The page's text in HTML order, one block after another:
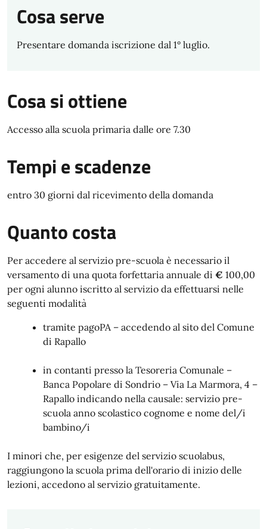
Cosa serve
Presentare domanda iscrizione dal 1° luglio.
Cosa si ottiene
Accesso alla scuola primaria dalle ore 7.30
Tempi e scadenze
entro 30 giorni dal ricevimento della domanda
Quanto costa
Per accedere al servizio pre-scuola è necessario il
versamento di una quota forfettaria annuale di € 100,00
per ogni alunno iscritto al servizio da effettuarsi nelle
seguenti modalità
tramite pagoPA – accedendo al sito del Comune
di Rapallo
in contanti presso la Tesoreria Comunale –
Banca Popolare di Sondrio – Via La Marmora, 4 –
Rapallo indicando nella causale: servizio pre-
scuola anno scolastico cognome e nome del/i
bambino/i
I minori che, per esigenze del servizio scuolabus,
raggiungono la scuola prima dell'orario di inizio delle
lezioni, accedono al servizio gratuitamente.